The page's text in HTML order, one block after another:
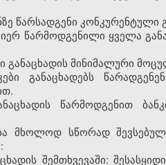
წარსადგენი
წარმოდგენილი ყველა
განაცხადის მინიმალური
განაცხადებს
წარმოდგენით
მხოლოდ სწორად
შემთხვევაში: